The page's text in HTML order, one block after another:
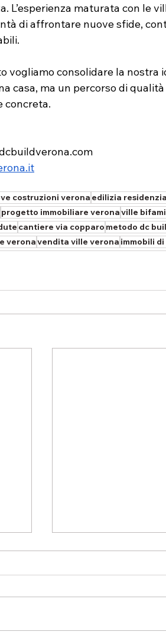
L’esperienza maturata con le
di affrontare nuove sfide,
vogliamo consolidare la
casa, ma un percorso di
concreta.
costruzioni verona edilizia
progetto immobiliare veronaville
cantiere via copparo metodo dc
veronavendita ville verona immobili